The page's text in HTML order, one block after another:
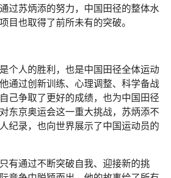
过苏炳添的努力，中国田径的整体水
目也取得了前所未有的突破。
个人的胜利，也是中国田径全体运动
通过创新训练、心理调整、科学备战
己争取了更好的成绩，也为中国田径
东京奥运会这一重大挑战，苏炳添不
纪录，也向世界展示了中国运动员的
有通过不断突破自我、迎接新的挑